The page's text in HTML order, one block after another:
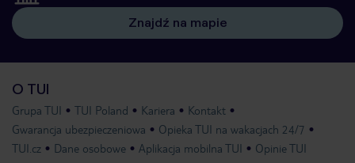
Znajdź na mapie
O TUI
Grupa TUI TUI Poland Kariera
Kontakt
Gwarancja ubezpieczeniowa
Opieka TUI na wakacjach 24/7
TUI.cz
Dane osobowe Aplikacja mobilna TUI Opinie TUI